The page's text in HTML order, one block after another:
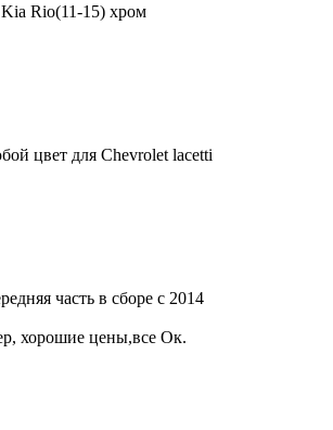
Rio(11-15) хром
цвет для Chevrolet lacetti
часть в сборе с 2014
хорошие цены,все Ок.